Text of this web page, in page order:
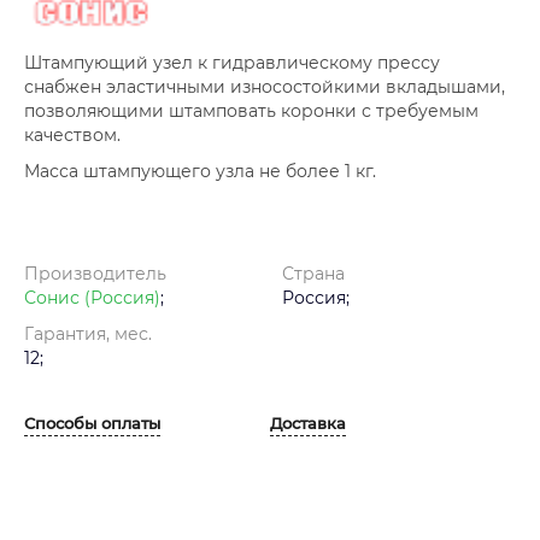
Штампующий узел к гидравлическому прессу
снабжен эластичными износостойкими вкладышами,
позволяющими штамповать коронки с требуемым
качеством.
Масса штампующего узла не более 1 кг.
Производитель
Сонис (Россия);
Страна
Россия;
Гарантия, мес.
12;
Способы оплаты Доставка